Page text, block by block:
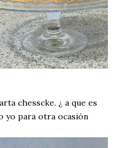
chesscke. ¿ a que es
yo para otra ocasión